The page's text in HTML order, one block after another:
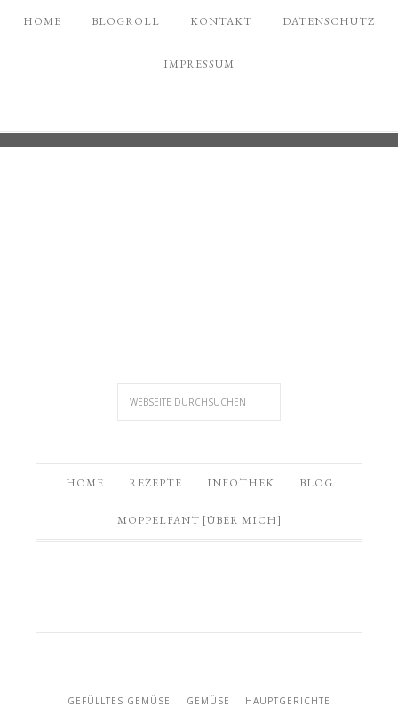
HOME BLOGROLL KONTAKT DATENSCHUTZ
IMPRESSUM
HOME REZEPTE INFOTHEK BLOG
MOPPELFANT [ÜBER MICH]
GEFÜLLTES GEMÜSE GEMÜSE
HAUPTGERICHTE